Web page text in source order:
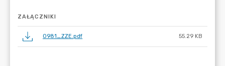
ZAŁĄCZNIKI
0981_ZZE.pdf 55.29 KB